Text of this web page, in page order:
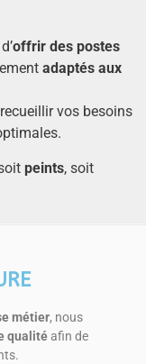
offrir des postes
adaptés aux
vos besoins
peints, soit
métier, nous
qualitéafin de